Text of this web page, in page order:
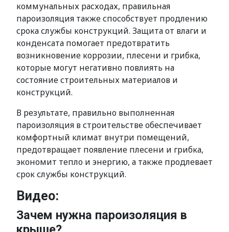
коммунальных расходах, правильная
пароизоляция также способствует продлению
срока службы конструкций. Защита от влаги и
конденсата помогает предотвратить
возникновение коррозии, плесени и грибка,
которые могут негативно повлиять на
состояние строительных материалов и
конструкций.
В результате, правильно выполненная
пароизоляция в строительстве обеспечивает
комфортный климат внутри помещений,
предотвращает появление плесени и грибка,
экономит тепло и энергию, а также продлевает
срок службы конструкций.
Видео:
Зачем нужна пароизоляция в